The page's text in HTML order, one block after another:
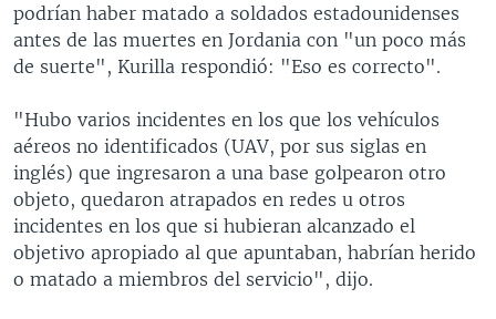
podrían haber matado a soldados estadounidenses
antes de las muertes en Jordania con "un poco más
de suerte", Kurilla respondió: "Eso es correcto".
"Hubo varios incidentes en los que los vehículos
aéreos no identificados (UAV, por sus siglas en
inglés) que ingresaron a una base golpearon otro
objeto, quedaron atrapados en redes u otros
incidentes en los que si hubieran alcanzado el
objetivo apropiado al que apuntaban, habrían herido
o matado a miembros del servicio", dijo.